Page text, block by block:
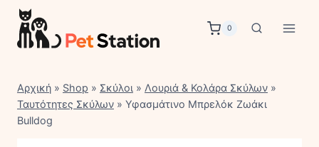
Skip
content
0
Αρχική » Shop » Σκύλοι » Λουριά & Κολάρα Σκύλων »
Ταυτότητες Σκύλων » Υφασμάτινο Μπρελόκ Ζωάκι
Bulldog